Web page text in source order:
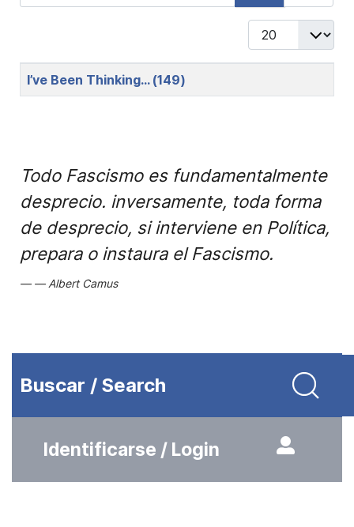
Display #
Title
I’ve Been Thinking… (149)
Todo Fascismo es fundamentalmente
desprecio. inversamente, toda forma
de desprecio, si interviene en Política,
prepara o instaura el Fascismo.
Albert Camus
Buscar / Search
Identificarse / Login